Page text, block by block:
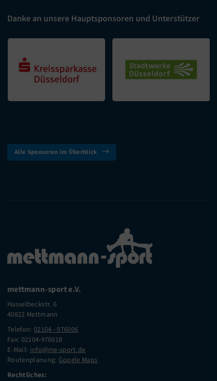
Danke an unsere Hauptsponsoren und Unterstützer
Alle Sponsoren im Überblick
mettmann-sport e.V.
Hasselbeckstr. 6
40822 Mettmann
Telefon: 02104 - 976006
Fax: 02104-976018
E-Mail: info@me-sport.de
Routenplanung: Google Maps
Rechtliches: